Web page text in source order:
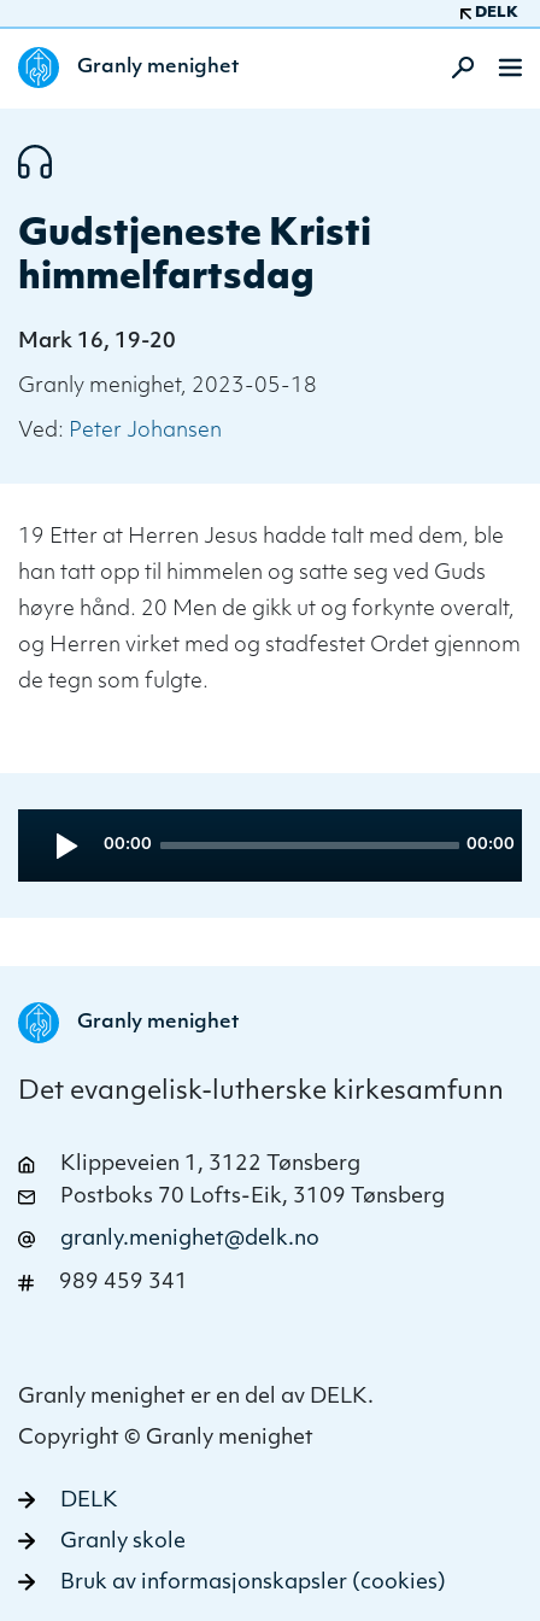
DELK
Granly menighet
Gudstjeneste Kristi
himmelfartsdag
Mark 16, 19-20
Granly menighet, 2023-05-18
Ved: Peter Johansen
19 Etter at Herren Jesus hadde talt med dem, ble
han tatt opp til himmelen og satte seg ved Guds
høyre hånd. 20 Men de gikk ut og forkynte overalt,
og Herren virket med og stadfestet Ordet gjennom
de tegn som fulgte.
Player
Current
00:00
Total
00:00
Granly menighet
Det evangelisk-lutherske kirkesamfunn
Klippeveien 1, 3122 Tønsberg
Postboks 70 Lofts-Eik, 3109 Tønsberg
granly.menighet@delk.no
989 459 341
Granly menighet er en del av DELK.
Copyright © Granly menighet
DELK
Granly skole
Bruk av informasjonskapsler (cookies)